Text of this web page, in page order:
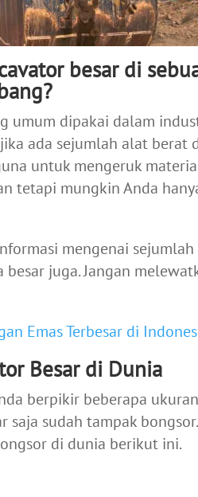
besar di
umum dipakai dalam
ada sejumlah alat berat
untuk mengeruk
tetapi mungkin Anda
mengenai
juga. Jangan
Emas Terbesar di
Besar di Dunia
berpikir beberapa
saja sudah tampak
di dunia berikut ini.